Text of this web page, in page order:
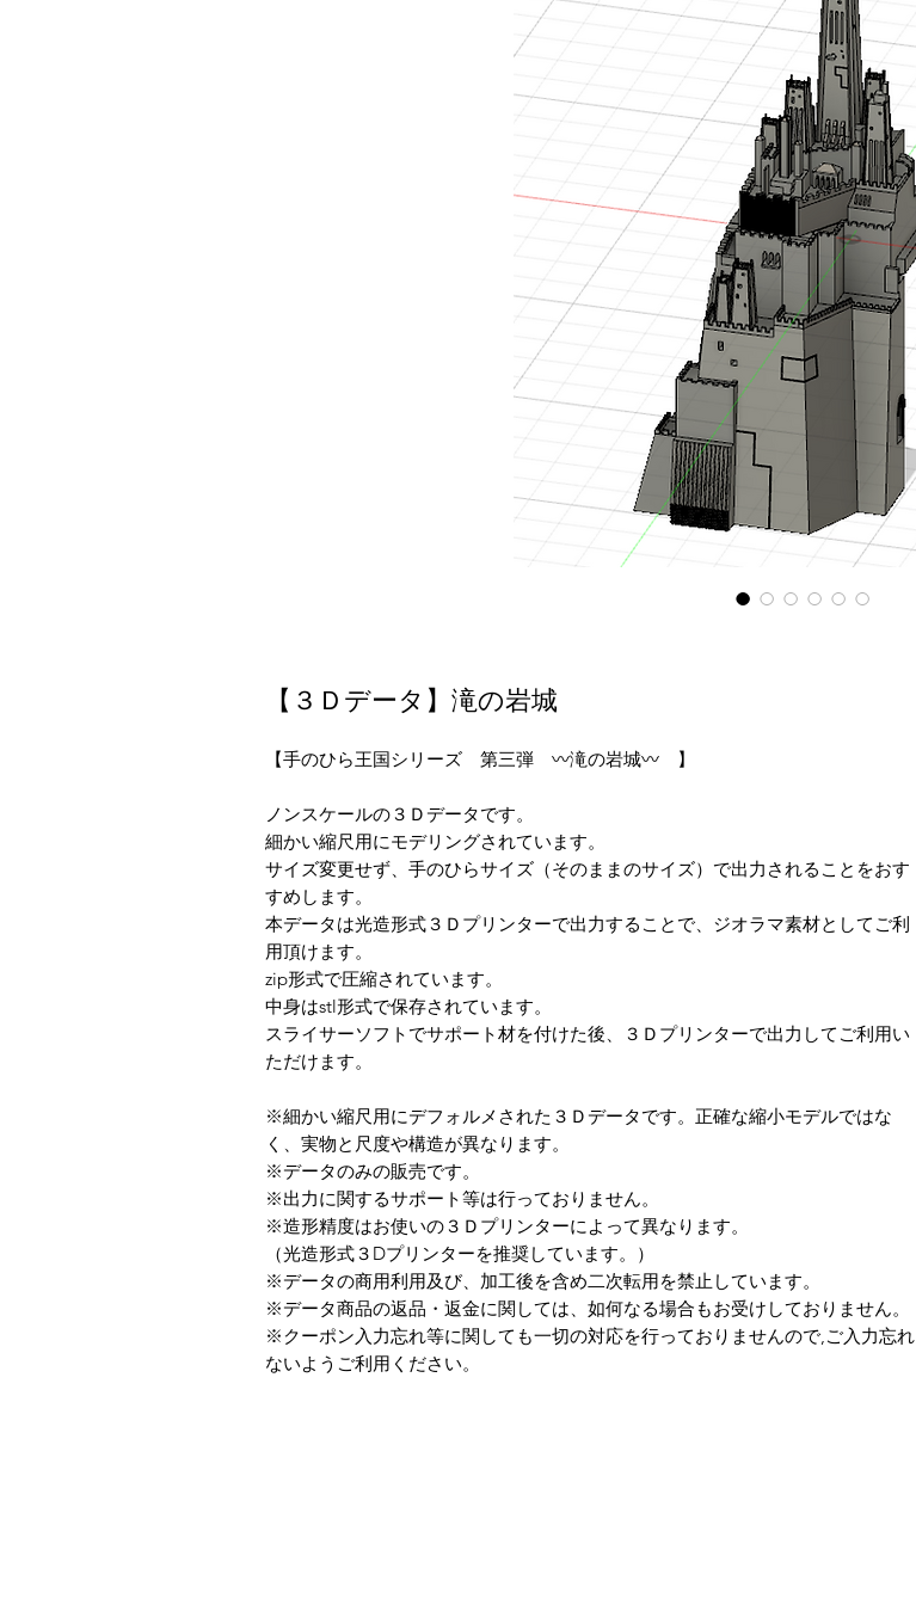
【３Ｄデータ】滝の岩城
【手のひら王国シリーズ 第三弾 〰滝の岩城〰 】
ノンスケールの３Ｄデータです。
細かい縮尺用にモデリングされています。
サイズ変更せず、手のひらサイズ（そのままのサイズ）で出力されることをおす
すめします。
本データは光造形式３Ｄプリンターで出力することで、ジオラマ素材としてご利
用頂けます。
zip形式で圧縮されています。
中身はstl形式で保存されています。
スライサーソフトでサポート材を付けた後、３Ｄプリンターで出力してご利用い
ただけます。
※細かい縮尺用にデフォルメされた３Ｄデータです。正確な縮小モデルではな
く、実物と尺度や構造が異なります。
※データのみの販売です。
※出力に関するサポート等は行っておりません。
※造形精度はお使いの３Ｄプリンターによって異なります。
（光造形式３Dプリンターを推奨しています。）
※データの商用利用及び、加工後を含め二次転用を禁止しています。
※データ商品の返品・返金に関しては、如何なる場合もお受けしておりません。
※クーポン入力忘れ等に関しても一切の対応を行っておりませんので,ご入力忘れ
ないようご利用ください。